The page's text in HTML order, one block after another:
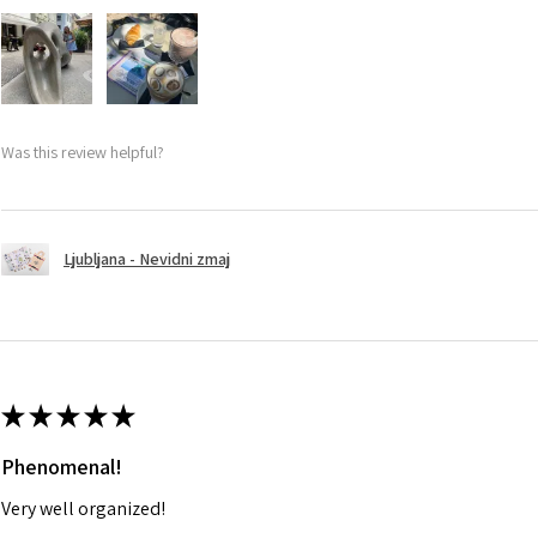
Was this review helpful?
Ljubljana - Nevidni zmaj
★★★★★
Phenomenal!
Very well organized!